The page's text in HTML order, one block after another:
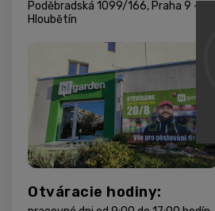
Poděbradská 1099/166, Praha 9 -
Hloubětín
Otváracie hodiny: